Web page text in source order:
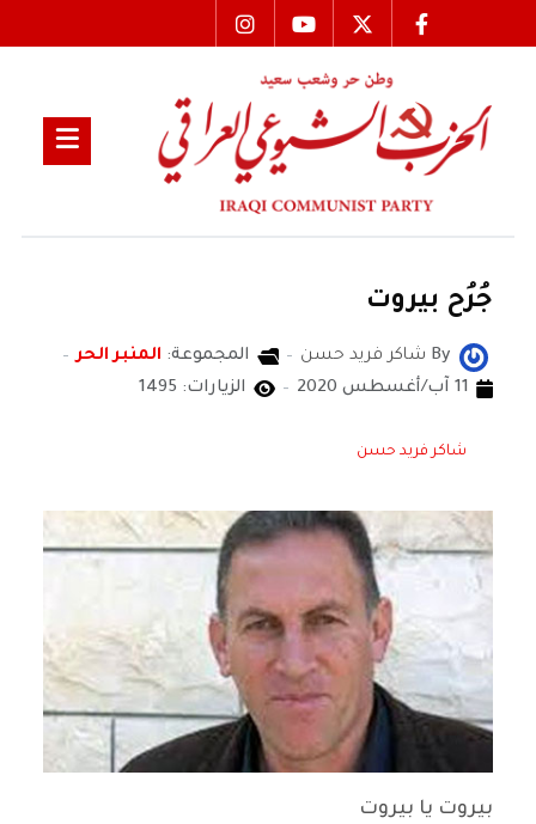
جُرُح بيروت
By شاكر فريد حسن المجموعة: المنبر الحر
11 آب/أغسطس 2020
الزيارات: 1495
شاكر فريد حسن
بيروت يا بيروت